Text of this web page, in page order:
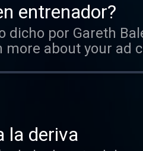
entrenador?
dicho por Gareth
about your ad
la deriva